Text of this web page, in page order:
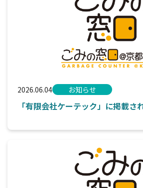
2026.06.04 お知らせ
「有限会社ケーテック」に掲載さ